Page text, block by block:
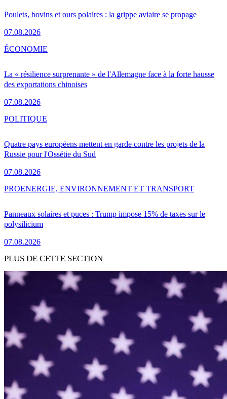
Poulets, bovins et ours polaires : la grippe aviaire se propage
07.08.2026
La « résilience surprenante » de l'Allemagne face à la forte hausse
des exportations chinoises
07.08.2026
ÉCONOMIE
Quatre pays européens mettent en garde contre les projets de la
Russie pour l'Ossétie du Sud
07.08.2026
POLITIQUE
Panneaux solaires et puces : Trump impose 15% de taxes sur le
polysilicium
07.08.2026
PROENERGIE, ENVIRONNEMENT ET TRANSPORT
PLUS DE CETTE SECTION